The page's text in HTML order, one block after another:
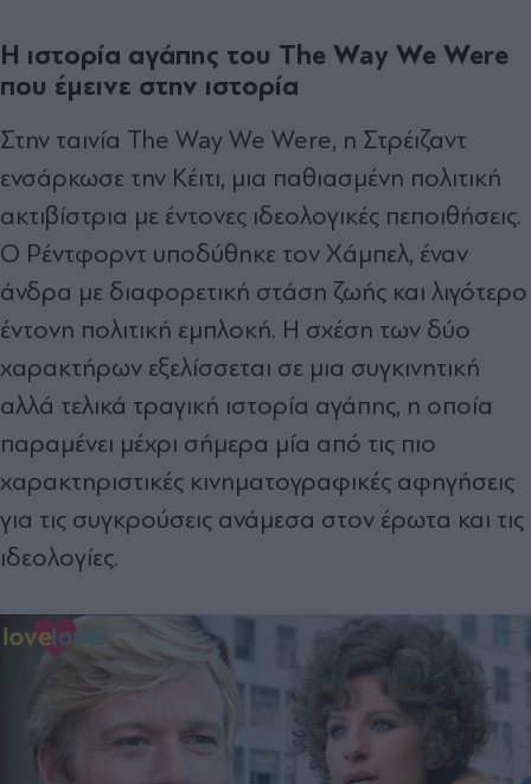
Η ιστορία αγάπης του The Way We Were
που έμεινε στην ιστορία
Στην ταινία The Way We Were, η Στρέιζαντ
ενσάρκωσε την Κέιτι, μια παθιασμένη πολιτική
ακτιβίστρια με έντονες ιδεολογικές πεποιθήσεις.
Ο Ρέντφορντ υποδύθηκε τον Χάμπελ, έναν
άνδρα με διαφορετική στάση ζωής και λιγότερο
έντονη πολιτική εμπλοκή. Η σχέση των δύο
χαρακτήρων εξελίσσεται σε μια συγκινητική
αλλά τελικά τραγική ιστορία αγάπης, η οποία
παραμένει μέχρι σήμερα μία από τις πιο
χαρακτηριστικές κινηματογραφικές αφηγήσεις
για τις συγκρούσεις ανάμεσα στον έρωτα και τις
ιδεολογίες.